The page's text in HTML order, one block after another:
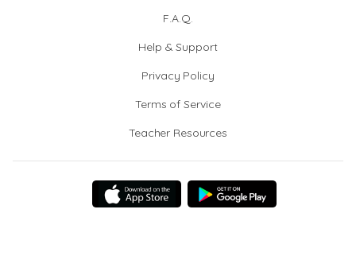
F.A.Q.
Help & Support
Privacy Policy
Terms of Service
Teacher Resources